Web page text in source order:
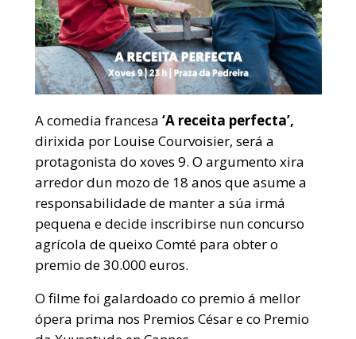
A comedia francesa ‘A receita perfecta’,
dirixida por Louise Courvoisier, será a
protagonista do xoves 9. O argumento xira
arredor dun mozo de 18 anos que asume a
responsabilidade de manter a súa irmá
pequena e decide inscribirse nun concurso
agrícola de queixo Comté para obter o
premio de 30.000 euros.
O filme foi galardoado co premio á mellor
ópera prima nos Premios César e co Premio